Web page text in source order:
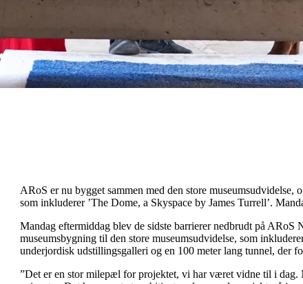
ARoS er nu bygget sammen med den store museumsudvidelse,
som inkluderer ’The Dome, a Skyspace by James Turrell’.
Mandag eftermiddag blev de sidste barrierer nedbrudt på ARoS
museumsbygning til den store museumsudvidelse, som
underjordisk udstillingsgalleri og en 100 meter lang tunnel, der
”Det er en stor milepæl for projektet, vi har været vidne til i